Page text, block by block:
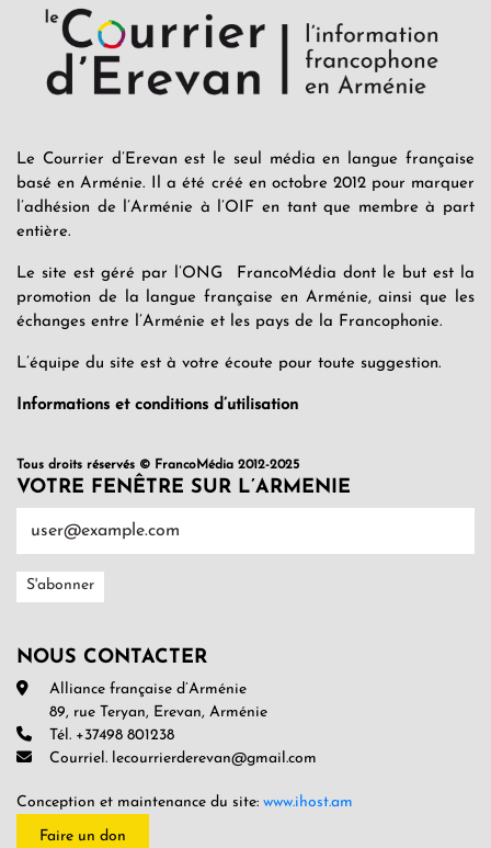
Le Courrier d’Erevan est le seul média en langue française
basé en Arménie. Il a été créé en octobre 2012 pour marquer
l’adhésion de l’Arménie à l’OIF en tant que membre à part
entière.
Le site est géré par l’ONG FrancoMédia dont le but est la
promotion de la langue française en Arménie, ainsi que les
échanges entre l’Arménie et les pays de la Francophonie.
L’équipe du site est à votre écoute pour toute suggestion.
Informations et conditions d’utilisation
Tous droits réservés © FrancoMédia 2012-2025
VOTRE FENÊTRE SUR L’ARMENIE
NOUS CONTACTER
Alliance française d’Arménie
89, rue Teryan, Erevan, Arménie
Tél. +37498 801238
Courriel. lecourrierderevan@gmail.com
Conception et maintenance du site: www.ihost.am
Faire un don